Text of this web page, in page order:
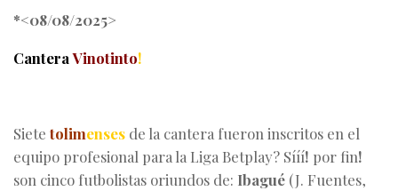
*<08/08/2025>
CanteraVinotinto!
Sietetolimenses de la cantera fueron inscritos en el
equipo profesional para la Liga Betplay? Sííí! por fin!
son cinco futbolistas oriundos de: Ibagué (J. Fuentes,